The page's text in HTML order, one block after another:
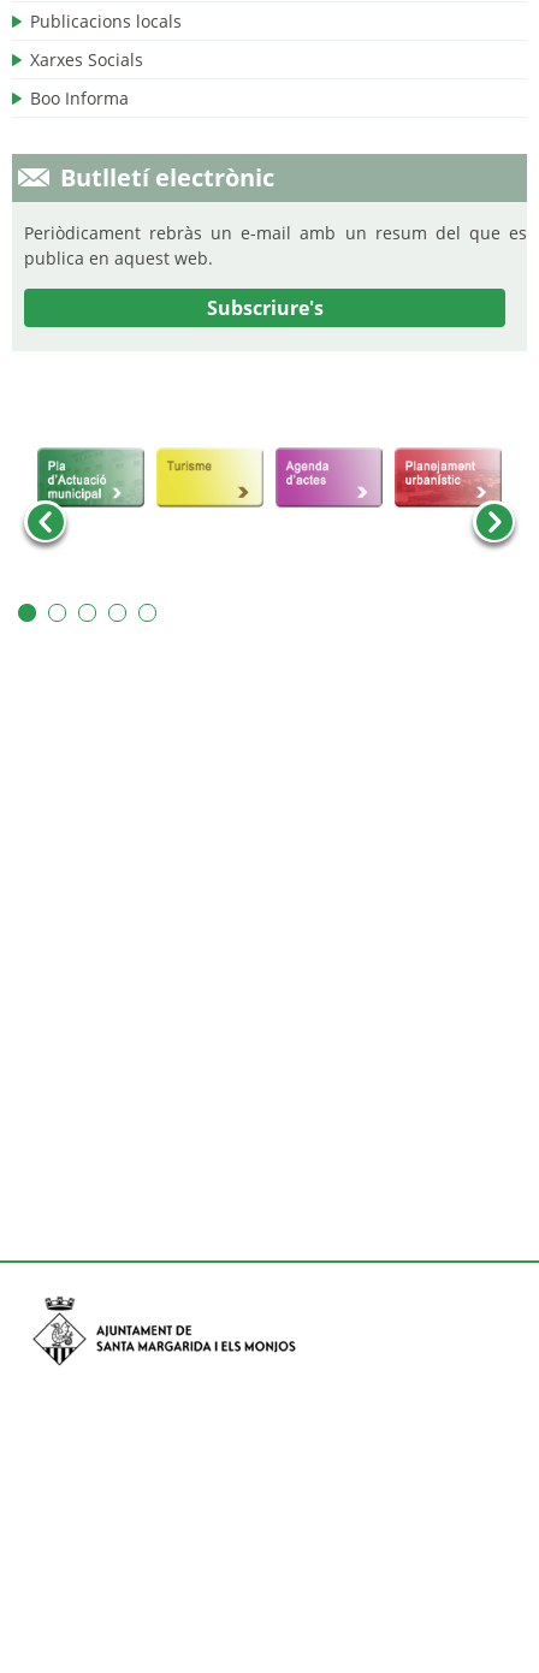
Publicacions locals
Xarxes Socials
Boo Informa
Butlletí electrònic
Periòdicament rebràs un e-mail amb un resum del que es
publica en aquest web.
Subscriure's